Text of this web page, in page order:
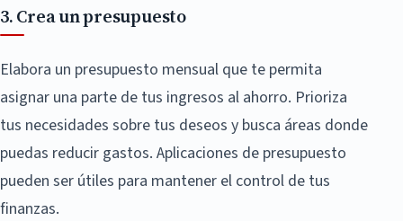
3. Crea un presupuesto
Elabora un presupuesto mensual que te permita
asignar una parte de tus ingresos al ahorro. Prioriza
tus necesidades sobre tus deseos y busca áreas donde
puedas reducir gastos. Aplicaciones de presupuesto
pueden ser útiles para mantener el control de tus
finanzas.